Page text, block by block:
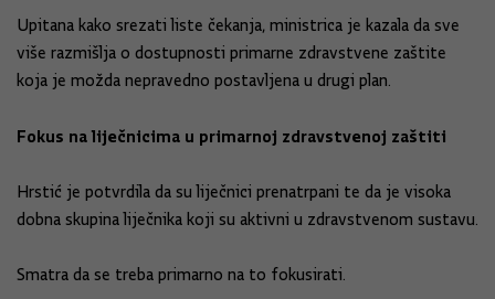
Upitana kako srezati liste čekanja, ministrica je kazala da sve
više razmišlja o dostupnosti primarne zdravstvene zaštite
koja je možda nepravedno postavljena u drugi plan.
Fokus na liječnicima u primarnoj zdravstvenoj zaštiti
Hrstić je potvrdila da su liječnici prenatrpani te da je visoka
dobna skupina liječnika koji su aktivni u zdravstvenom sustavu.
Smatra da se treba primarno na to fokusirati.